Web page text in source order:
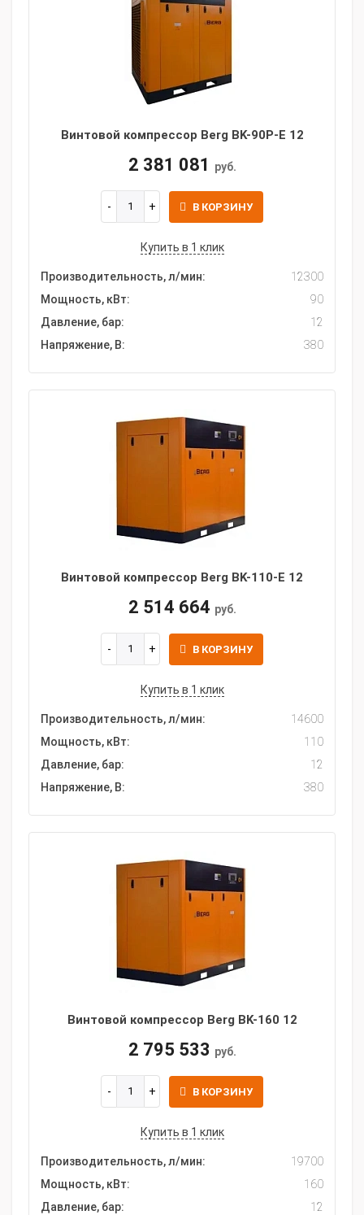
Винтовой компрессор Berg BK-90P-E 12
2 381 081 руб.
В КОРЗИНУ
Купить в 1 клик
Производительность, л/мин:
12300
Мощность, кВт:
90
Давление, бар:
12
Напряжение, В:
380
Винтовой компрессор Berg BK-110-E 12
2 514 664 руб.
В КОРЗИНУ
Купить в 1 клик
Производительность, л/мин:
14600
Мощность, кВт:
110
Давление, бар:
12
Напряжение, В:
380
Винтовой компрессор Berg BK-160 12
2 795 533 руб.
В КОРЗИНУ
Купить в 1 клик
Производительность, л/мин:
19700
Мощность, кВт:
160
Давление, бар:
12